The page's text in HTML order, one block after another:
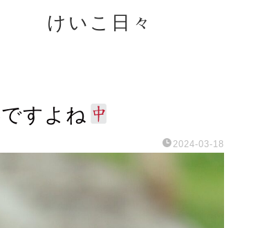
けいこ日々
すよね
2024-03-18